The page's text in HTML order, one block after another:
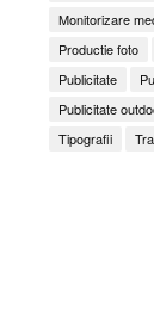
Monitorizare
Productie foto
Publicitate
Publicitate
Tipografii